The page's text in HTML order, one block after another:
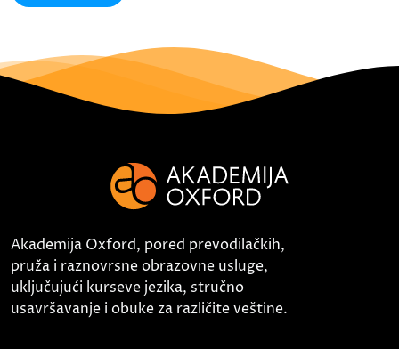
Akademija Oxford, pored prevodilačkih,
pruža i raznovrsne obrazovne usluge,
uključujući kurseve jezika, stručno
usavršavanje i obuke za različite veštine.